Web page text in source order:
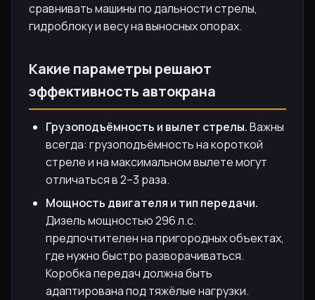
сравнивать машины по дальности стрелы,
гидроблоку и весу на выносных опорах.
Какие параметры решают
эффективность автокрана
Грузоподъёмность и вылет стрелы.Важны
всегда: грузоподъёмность на короткой
стрелe и на максимальном вылете могут
отличаться в 2–3 раза.
Мощность двигателя и тип передачи.
Дизель мощностью 296 л.с.
предпочтителен на пригородных объектах,
где нужно быстро разворачиваться.
Коробка передач должна быть
адаптирована под тяжёлые нагрузки.